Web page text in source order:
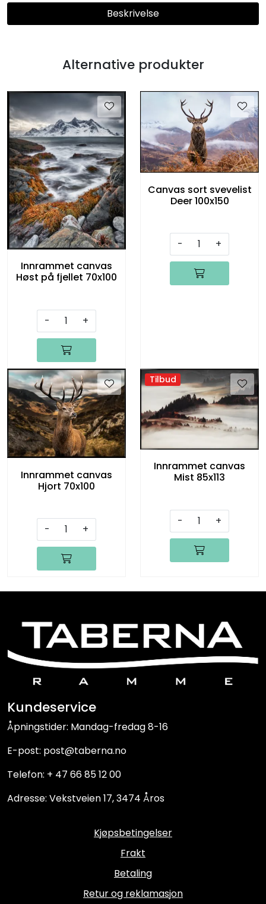
Beskrivelse
Alternative produkter
Innrammet canvas
Høst på fjellet 70x100
- +
Canvas sort svevelist
Deer 100x150
- +
Innrammet canvas
Hjort 70x100
- +
Tilbud
Innrammet canvas
Mist 85x113
- +
Kundeservice
Åpningstider: Mandag-fredag 8-16
E-post: post@taberna.no
Telefon: + 47 66 85 12 00
Adresse: Vekstveien 17, 3474 Åros
Kjøpsbetingelser
Frakt
Betaling
Retur og reklamasjon